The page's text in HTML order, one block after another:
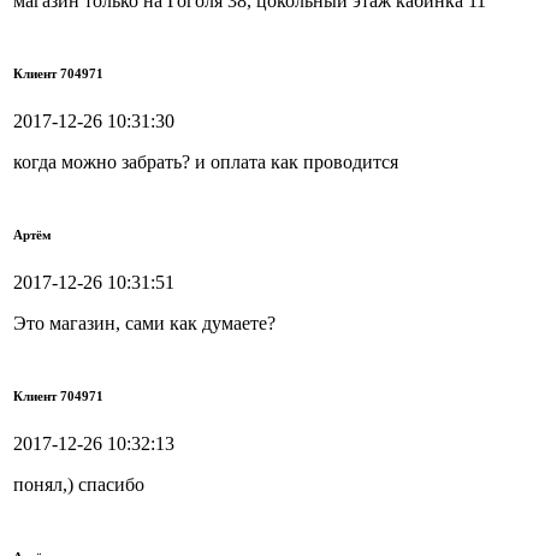
Клиент 704971
2017-12-26 10:31:30
когда можно забрать? и оплата как проводится
Артём
2017-12-26 10:31:51
Это магазин, сами как думаете?
Клиент 704971
2017-12-26 10:32:13
понял,) спасибо